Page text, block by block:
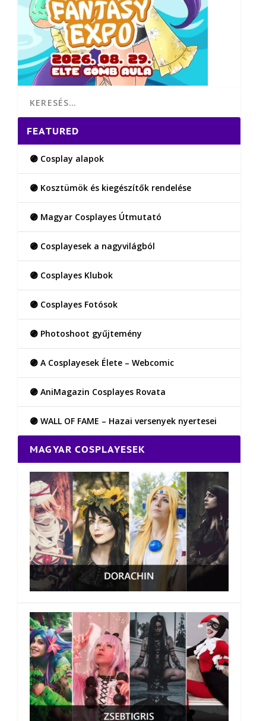
FEATURED
🟣 Cosplay alapok
🟣 Kosztümök és kiegészítők rendelése
🟣 Magyar Cosplayes Útmutató
🟣 Cosplayesek a nagyvilágból
🟣 Cosplayes Klubok
🟣 Cosplayes Fotósok
🟣 Photoshoot gyűjtemény
🟣 A Cosplayesek Élete – Webcomic
🟣 AniMagazin Cosplayes Rovata
🟣 WALL OF FAME – Hazai versenyek nyertesei
MAGYAR COSPLAYESEK